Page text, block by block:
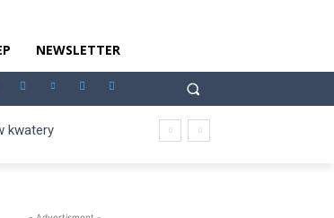
NEWSLETTER
kwatery